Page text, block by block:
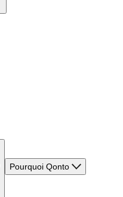
Pourquoi Qonto